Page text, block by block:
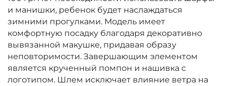
и манишки, ребенок будет наслаждаться
зимними прогулками. Модель имеет
комфортную посадку благодаря декоративно
вывязанной макушке, придавая образу
неповторимости. Завершающим элементом
является крученный помпон и нашивка с
логотипом. Шлем исключает влияние ветра на